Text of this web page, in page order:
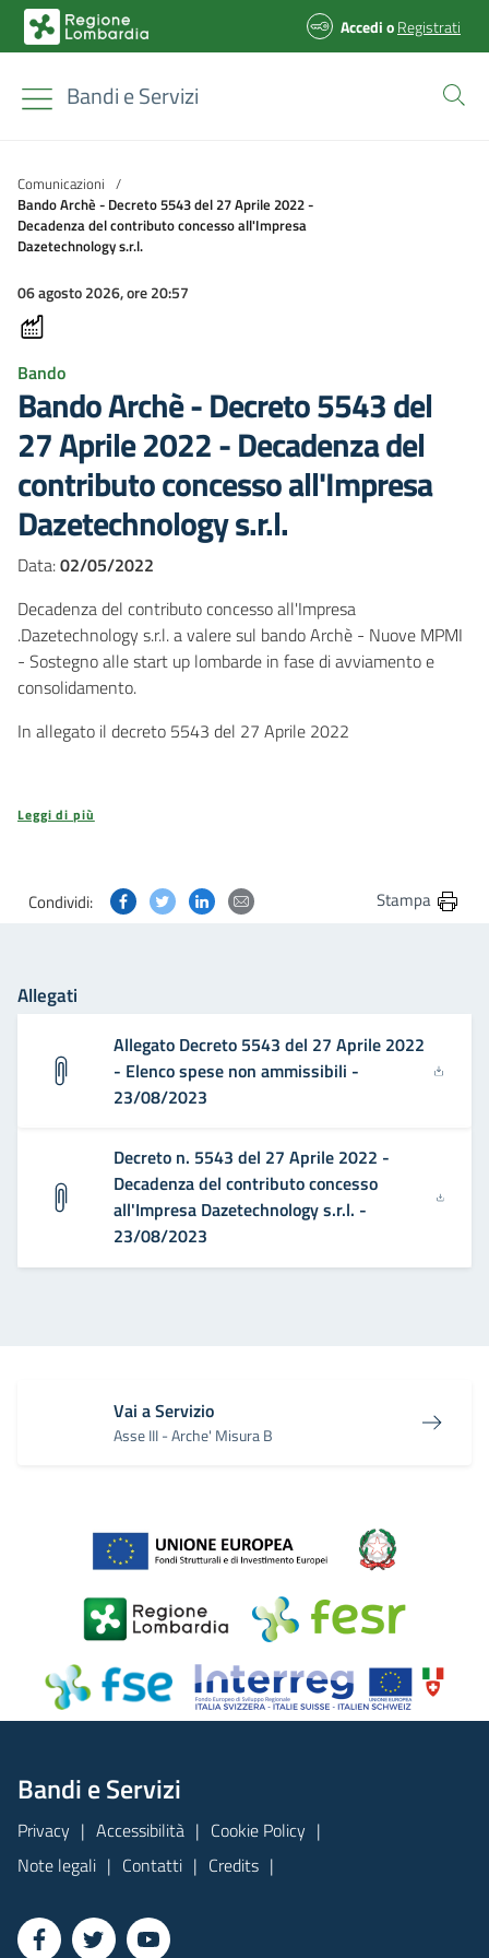
AccedioRegistrati
Bandi e Servizi
Comunicazioni /
Bando Archè - Decreto 5543 del 27 Aprile 2022 -
Decadenza del contributo concesso all'Impresa
Dazetechnology s.r.l.
06 agosto 2026, ore 20:57
Bando
Bando Archè - Decreto 5543 del
27 Aprile 2022 - Decadenza del
contributo concesso all'Impresa
Dazetechnology s.r.l.
Data:02/05/2022
Decadenza del contributo concesso all'Impresa
.Dazetechnology s.r.l. a valere sul bando Archè - Nuove MPMI
- Sostegno alle start up lombarde in fase di avviamento e
consolidamento.
In allegato il decreto 5543 del 27 Aprile 2022
Leggi di più
Condividi: Condividi questa pagina su Facebook
Condividi questa pagina su Twitter
Condividi questa pagina su Linkedin
Condividi questa pagina via
Stampa
Allegati
Allegato Decreto 5543 del 27 Aprile 2022
- Elenco spese non ammissibili -
23/08/2023
Decreto n. 5543 del 27 Aprile 2022 -
Decadenza del contributo concesso
all'Impresa Dazetechnology s.r.l. -
23/08/2023
Vai a Servizio
Asse III - Arche' Misura B
Bandi e Servizi
Privacy Accessibilità
Cookie Policy
Note legali
Contatti Credits